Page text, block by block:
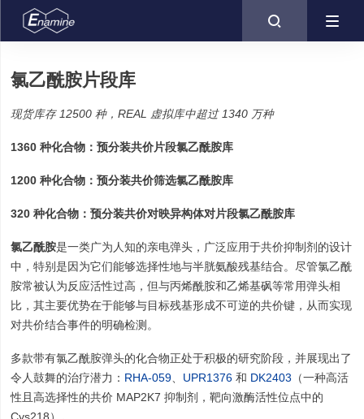

氯乙酰胺片段库
现货库存 12500 种，REAL 虚拟库中超过 1340 万种
1360 种化合物：预分装共价片段氯乙酰胺库
1200 种化合物：预分装共价筛选氯乙酰胺库
320 种化合物：预分装共价对映异构体对片段氯乙酰胺库
氯乙酰胺是一类广为人知的亲电弹头，广泛应用于共价抑制剂的设计
中，特别是因为它们能够选择性地与半胱氨酸残基结合。尽管氯乙酰
胺常被认为反应活性过高，但与丙烯酰胺和乙烯基砜等常用弹头相
比，其主要优势在于能够与目标残基形成不可逆的共价键，从而实现
对共价结合事件的明确检测。
多款带有氯乙酰胺弹头的化合物正处于积极的研究阶段，并展现出了
令人鼓舞的治疗潜力： RHA-059、 UPR1376和 DK2403 （一种高活
性且高选择性的共价 MAP2K7 抑制剂，靶向激酶活性位点中的